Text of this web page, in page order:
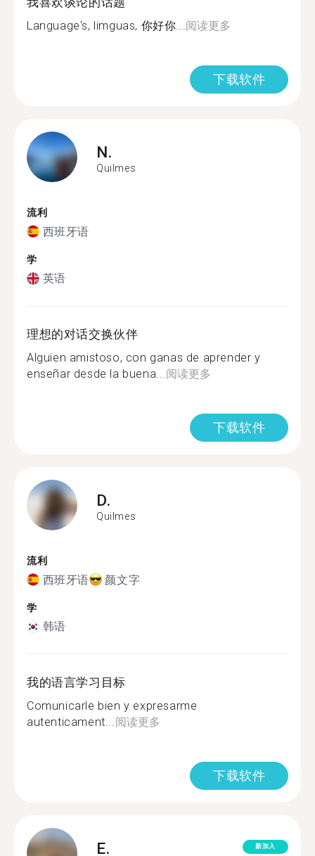
Language's, limguas, 你好你...阅读更多
下载软件
N.
Quilmes
流利
西班牙语
学
英语
理想的对话交换伙伴
Alguien amistoso, con ganas de aprender y
enseñar desde la buena...阅读更多
下载软件
D.
Quilmes
流利
西班牙语 颜文字
学
韩语
我的语言学习目标
Comunicarle bien y expresarme
autenticament...阅读更多
下载软件
E. 新加入